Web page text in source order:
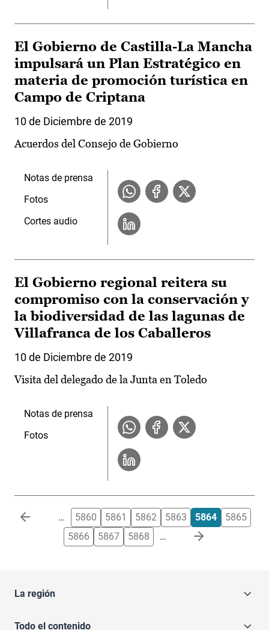
El Gobierno de Castilla-La Mancha
impulsará un Plan Estratégico en
materia de promoción turística en
Campo de Criptana
10 de Diciembre de 2019
Acuerdos del Consejo de Gobierno
Notas de prensa
Fotos
Cortes audio
El Gobierno regional reitera su
compromiso con la conservación y
la biodiversidad de las lagunas de
Villafranca de los Caballeros
10 de Diciembre de 2019
Visita del delegado de la Junta en Toledo
Notas de prensa
Fotos
Paginación … 5860 5861 5862 5863 5864
5865
5866
5867 5868 …
La región
Todo el contenido